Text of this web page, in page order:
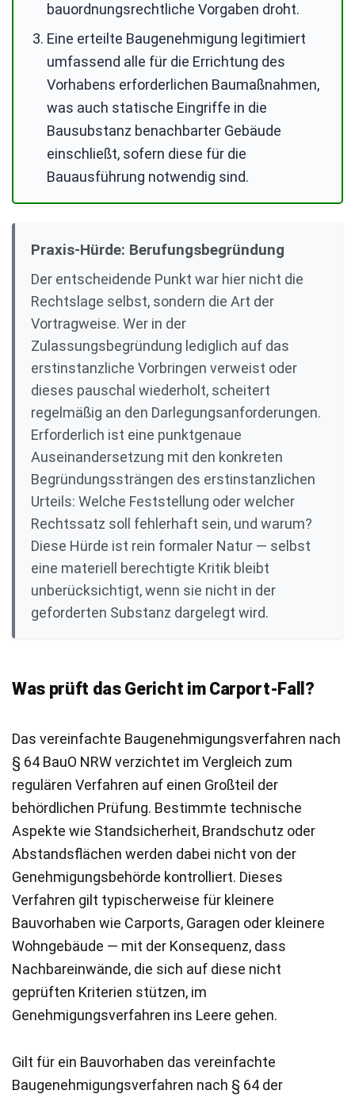
bauordnungsrechtliche Vorgaben droht.
Eine erteilte Baugenehmigung legitimiert
umfassend alle für die Errichtung des
Vorhabens erforderlichen Baumaßnahmen,
was auch statische Eingriffe in die
Bausubstanz benachbarter Gebäude
einschließt, sofern diese für die
Bauausführung notwendig sind.
Praxis-Hürde: Berufungsbegründung
Der entscheidende Punkt war hier nicht die
Rechtslage selbst, sondern die Art der
Vortragweise. Wer in der
Zulassungsbegründung lediglich auf das
erstinstanzliche Vorbringen verweist oder
dieses pauschal wiederholt, scheitert
regelmäßig an den Darlegungsanforderungen.
Erforderlich ist eine punktgenaue
Auseinandersetzung mit den konkreten
Begründungssträngen des erstinstanzlichen
Urteils: Welche Feststellung oder welcher
Rechtssatz soll fehlerhaft sein, und warum?
Diese Hürde ist rein formaler Natur — selbst
eine materiell berechtigte Kritik bleibt
unberücksichtigt, wenn sie nicht in der
geforderten Substanz dargelegt wird.
Was prüft das Gericht im Carport-Fall?
Das vereinfachte Baugenehmigungsverfahren nach
§ 64 BauO NRW verzichtet im Vergleich zum
regulären Verfahren auf einen Großteil der
behördlichen Prüfung. Bestimmte technische
Aspekte wie Standsicherheit, Brandschutz oder
Abstandsflächen werden dabei nicht von der
Genehmigungsbehörde kontrolliert. Dieses
Verfahren gilt typischerweise für kleinere
Bauvorhaben wie Carports, Garagen oder kleinere
Wohngebäude — mit der Konsequenz, dass
Nachbareinwände, die sich auf diese nicht
geprüften Kriterien stützen, im
Genehmigungsverfahren ins Leere gehen.
Gilt für ein Bauvorhaben das vereinfachte
Baugenehmigungsverfahren nach § 64 der